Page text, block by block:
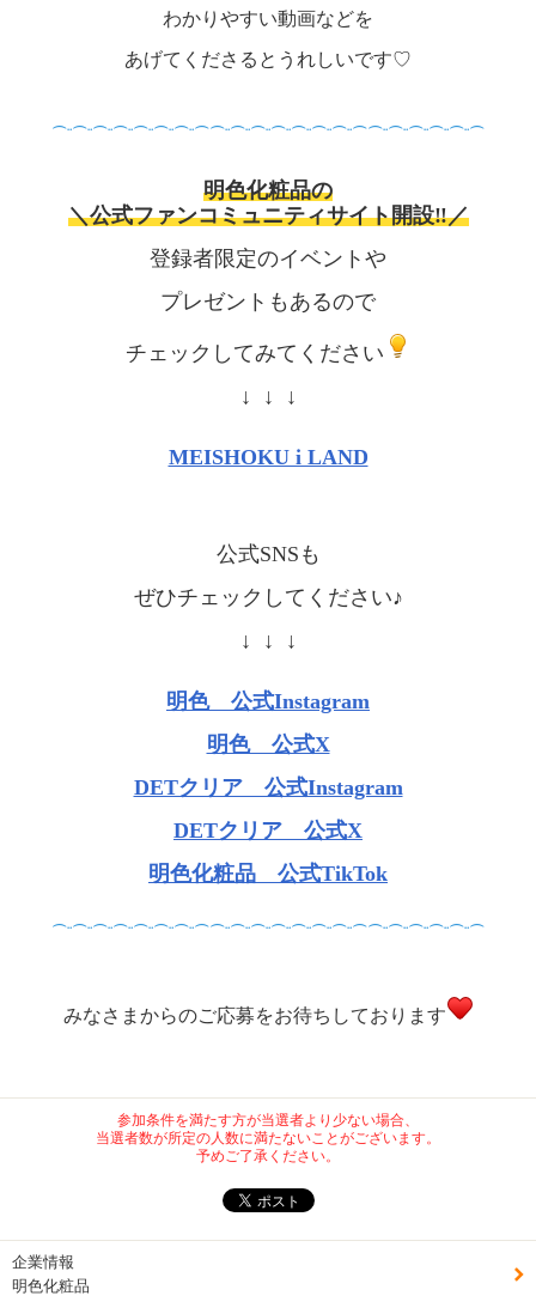
わかりやすい動画などを
あげてくださるとうれしいです♡
⌒¨⌒¨⌒¨⌒¨⌒¨⌒¨⌒¨⌒⌒¨⌒¨⌒¨⌒¨⌒¨⌒¨⌒¨⌒⌒¨⌒¨⌒¨⌒¨⌒¨⌒
明色化粧品の
＼公式ファンコミュニティサイト開設‼／
登録者限定のイベントや
プレゼントもあるので
チェックしてみてください
↓ ↓ ↓
MEISHOKU i LAND
公式SNSも
ぜひチェックしてください♪
↓ ↓ ↓
明色 公式Instagram
明色 公式X
DETクリア 公式Instagram
DETクリア 公式X
明色化粧品 公式TikTok
⌒¨⌒¨⌒¨⌒¨⌒¨⌒¨⌒¨⌒⌒¨⌒¨⌒¨⌒¨⌒¨⌒¨⌒¨⌒⌒¨⌒¨⌒¨⌒¨⌒¨⌒
みなさまからのご応募をお待ちしております
参加条件を満たす方が当選者より少ない場合、
当選者数が所定の人数に満たないことがございます。
予めご了承ください。
企業情報
明色化粧品